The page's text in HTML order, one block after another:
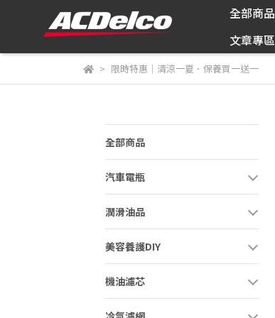
全部商品
文章專區
限時特惠｜清涼一夏．保養買一送一
全部商品
汽車電瓶
潤滑油品
美容養護DIY
機油濾芯